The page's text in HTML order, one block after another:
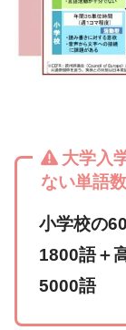
大学入
ない単語数
小学校の
1800語＋
5000語